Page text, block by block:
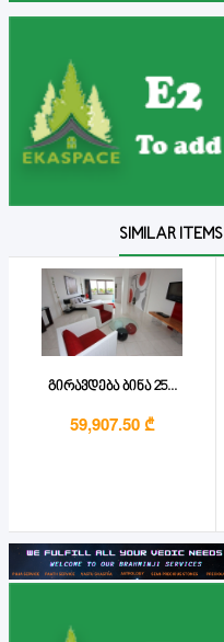
SIMILAR ITEMS
გირავდება ბინა 25...
59,907.50 ₾